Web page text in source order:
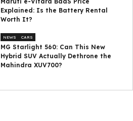
Explained: Is the Battery Rental
Worth It?
NEWS CARS
MG Starlight 560: Can This New
Hybrid SUV Actually Dethrone the
Mahindra XUV700?